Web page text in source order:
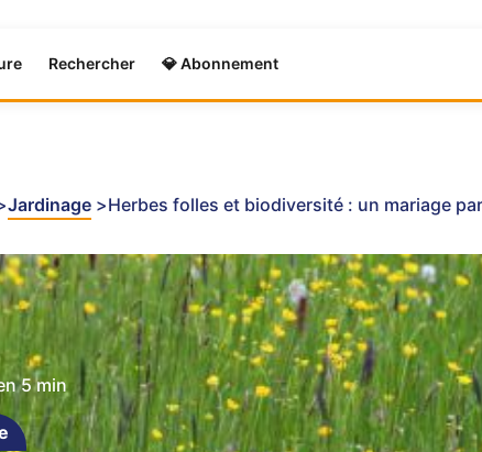
Rechercher 💎 Abonnement
Jardinage Herbes folles et biodiversité : un mariage
5 min